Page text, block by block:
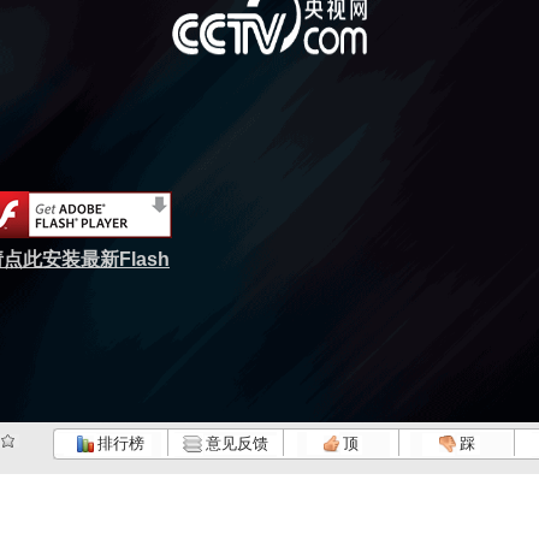
点此安装最新Flash
排行榜 意见反馈 顶 踩